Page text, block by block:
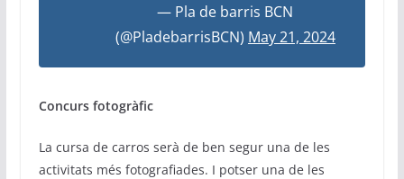
— Pla de barris BCN
(@PladebarrisBCN) May 21, 2024
Concurs fotogràfic
La cursa de carros serà de ben segur una de les
activitats més fotografiades. I potser una de les